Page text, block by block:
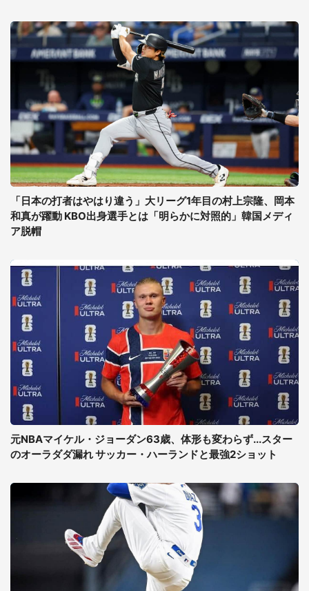
「日本の打者はやはり違う」大リーグ1年目の村上宗隆、岡本
和真が躍動 KBO出身選手とは「明らかに対照的」韓国メディ
ア脱帽
元NBAマイケル・ジョーダン63歳、体形も変わらず...スター
のオーラダダ漏れ サッカー・ハーランドと最強2ショット